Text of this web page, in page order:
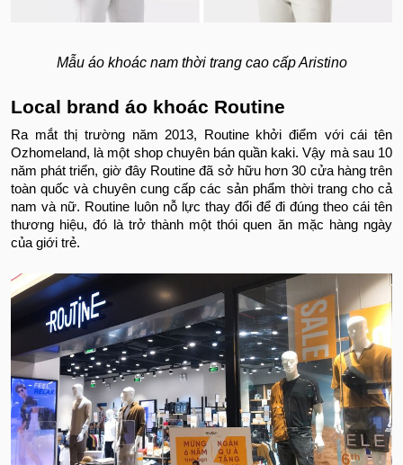
Mẫu áo khoác nam thời trang cao cấp Aristino
Local brand áo khoác Routine
Ra mắt thị trường năm 2013, Routine khởi điểm với cái tên
Ozhomeland, là một shop chuyên bán quần kaki. Vậy mà sau 10
năm phát triển, giờ đây Routine đã sở hữu hơn 30 cửa hàng trên
toàn quốc và chuyên cung cấp các sản phẩm thời trang cho cả
nam và nữ. Routine luôn nỗ lực thay đổi để đi đúng theo cái tên
thương hiệu, đó là trở thành một thói quen ăn mặc hàng ngày
của giới trẻ.